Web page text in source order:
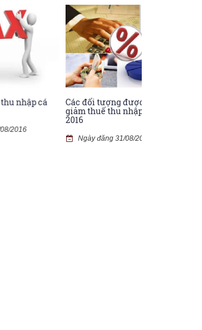
Các đối tượng được miễn,
giảm thuế thu nhập cá nhân
Ngày đăng 31/08/2016